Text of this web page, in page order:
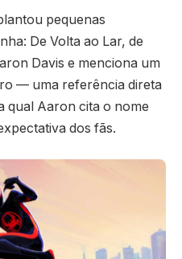
pequenas
De Volta ao Lar, de
Davis e menciona um
— uma referência direta
qual Aaron cita o nome
dos fãs.